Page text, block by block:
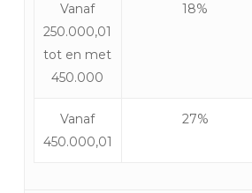
Vanaf
250.000,01
tot en met
450.000
18%
Vanaf
450.000,01
27%